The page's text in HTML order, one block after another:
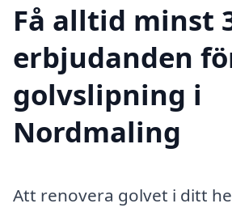
Få alltid minst
erbjudanden
golvslipning i
Nordmaling
Att renovera golvet i ditt